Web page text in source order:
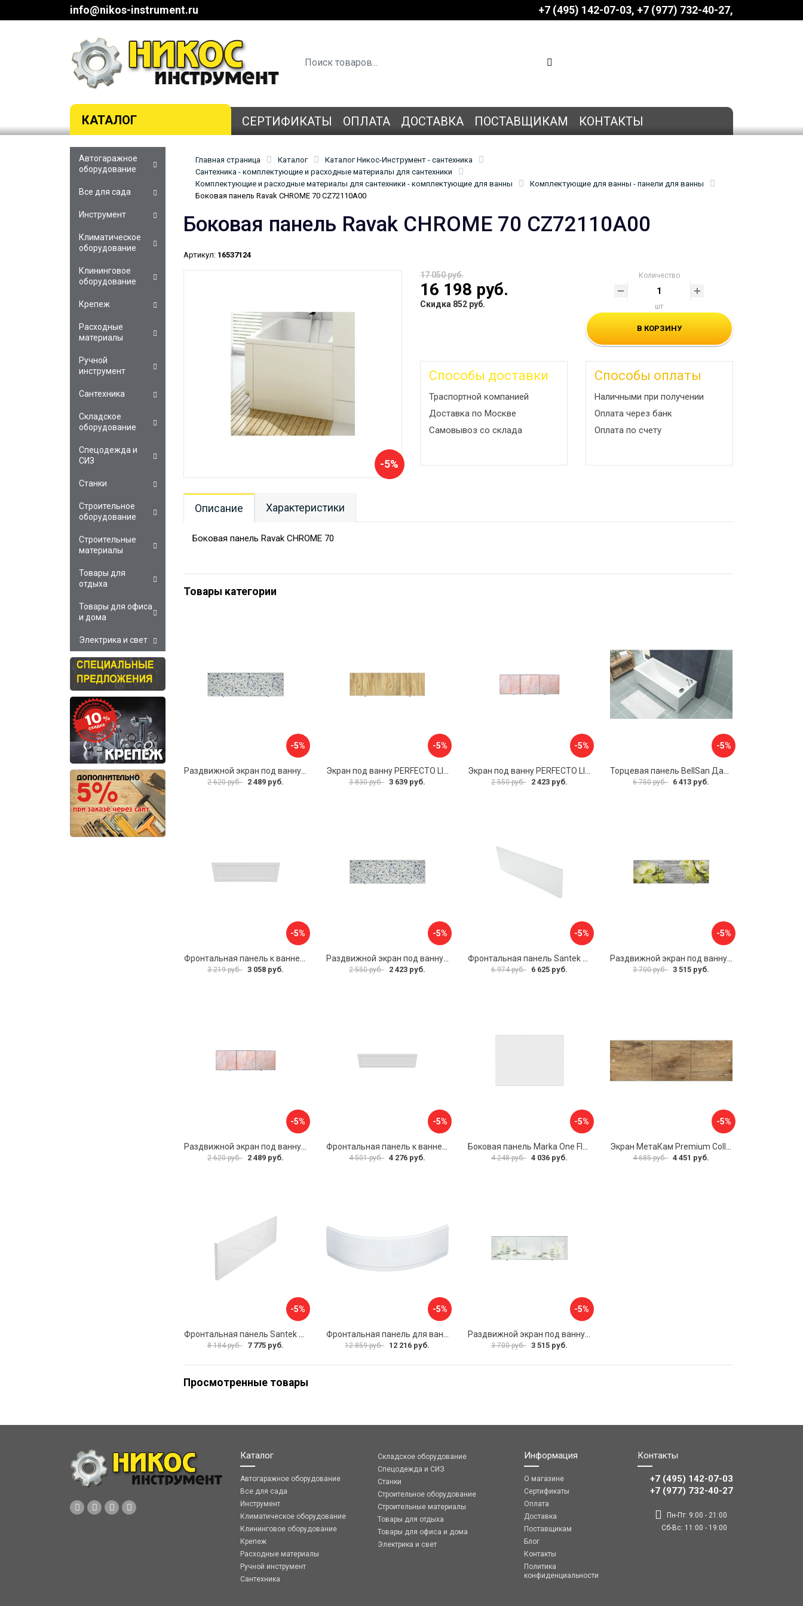
info@nikos-instrument.ru +7 (495) 142-07-03 ‎‎+7 (977) 732-40-27
КАТАЛОГ СЕРТИФИКАТЫ ОПЛАТА ДОСТАВКА ПОСТАВЩИКАМ КОНТАКТЫ
Главная страница Каталог
Каталог Никос-Инструмент - сантехника
Сантехника - комплектующие и расходные материалы для сантехники
Комплектующие и расходные материалы для сантехники - комплектующие для ванны
Комплектующие для ванны - панели для ванны
Боковая панель Ravak CHROME 70 CZ72110A00
Боковая панель Ravak CHROME 70 CZ72110A00
Артикул: 16537124
-5%
17 050 руб.
16 198 руб.
Скидка 852 руб.
Количество
шт
В КОРЗИНУ
Способы доставки
Траспортной компанией
Доставка по Москве
Самовывоз со склада
Способы оплаты
Наличными при получении
Оплата через банк
Оплата по счету
Описание Характеристики
Боковая панель Ravak CHROME 70
Товары категории
-5%
2 620 руб. 2 489 руб.
-5%
3 830 руб. 3 639 руб.
-5%
2 550 руб. 2 423 руб.
-5%
6 750 руб. 6 413 руб.
-5%
Фронтальная панель к ванне Мия Aquatek 00000089315
3 219 руб. 3 058 руб.
-5%
Раздвижной экран под ванну PERFECTO LINEA 36-001511
2 550 руб. 2 423 руб.
-5%
Фронтальная панель Santek 1.WH30.2.498 00000067322
6 974 руб. 6 625 руб.
-5%
Раздвижной экран под ванну PERFECTO LINEA 36-031509
3 700 руб. 3 515 руб.
-5%
2 620 руб. 2 489 руб.
-5%
4 501 руб. 4 276 руб.
-5%
4 248 руб. 4 036 руб.
-5%
4 685 руб. 4 451 руб.
-5%
8 184 руб. 7 775 руб.
-5%
12 859 руб. 12 216 руб.
-5%
3 700 руб. 3 515 руб.
Просмотренные товары
Автогаражное
оборудование
Все для сада
Инструмент
Климатическое
оборудование
Клининговое
оборудование
Крепеж
Расходные
материалы
Ручной
инструмент
Сантехника
Складское
оборудование
Спецодежда и
СИЗ
Станки
Строительное
оборудование
Строительные
материалы
Товары для
отдыха
Товары для офиса
и дома
Электрика и свет
Каталог
Автогаражное оборудование
Все для сада
Инструмент
Климатическое оборудование
Клининговое оборудование
Крепеж
Расходные материалы
Ручной инструмент
Сантехника
Складское оборудование
Спецодежда и СИЗ
Станки
Строительное оборудование
Строительные материалы
Товары для отдыха
Товары для офиса и дома
Электрика и свет
Информация
О магазине
Сертификаты
Оплата
Доставка
Поставщикам
Блог
Контакты
Политика
конфиденциальности
Контакты
+7 (495) 142-07-03
‎‎+7 (977) 732-40-27
Пн-Пт: 9:00 - 21:00
Сб-Вс: 11:00 - 19:00